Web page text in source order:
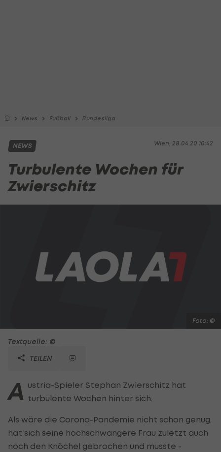
News Fußball Bundesliga
Wien, 28.04.20 10:42
NEWS
Turbulente Wochen für
Zwierschitz
Foto: ©
Textquelle: ©
TEILEN
A ustria-Spieler Stephan Zwierschitz hat
turbulente Wochen hinter sich.
Als wäre die Corona-Pandemie nicht schon genug,
hat sich seine hochschwangere Frau zuletzt auch
noch den Knöchel gebrochen und musste -